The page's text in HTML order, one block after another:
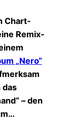
Chart-
Remix-
„Nero“
das
– den